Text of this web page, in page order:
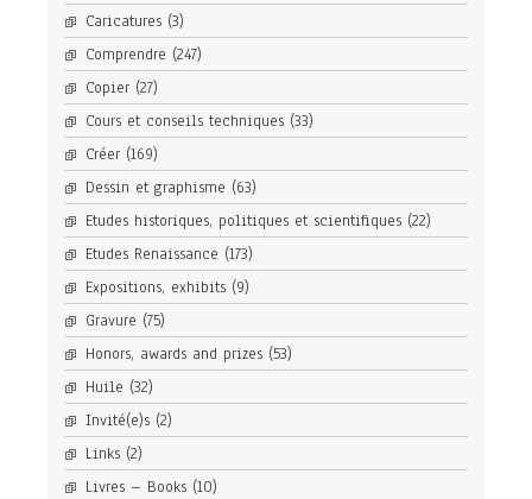
Caricatures (3)
Comprendre (247)
Copier (27)
Cours et conseils techniques (33)
Créer (169)
Dessin et graphisme (63)
Etudes historiques, politiques et scientifiques (22)
Etudes Renaissance (173)
Expositions, exhibits (9)
Gravure (75)
Honors, awards and prizes (53)
Huile (32)
Invité(e)s (2)
Links (2)
Livres – Books (10)